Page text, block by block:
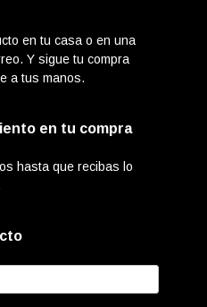
en tu casa o en una
Y sigue tu compra
a tus manos.
en tu compra
hasta que recibas lo